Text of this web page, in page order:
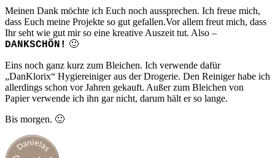
Meinen Dank möchte ich Euch noch aussprechen. Ich freue mich,
dass Euch meine Projekte so gut gefallen.Vor allem freut mich, dass
Ihr seht wie gut mir so eine kreative Auszeit tut. Also –
DANKSCHÖN! 🙂
Eins noch ganz kurz zum Bleichen. Ich verwende dafür
„DanKlorix“ Hygiereiniger aus der Drogerie. Den Reiniger habe ich
allerdings schon vor Jahren gekauft. Außer zum Bleichen von
Papier verwende ich ihn gar nicht, darum hält er so lange.
Bis morgen. 🙂